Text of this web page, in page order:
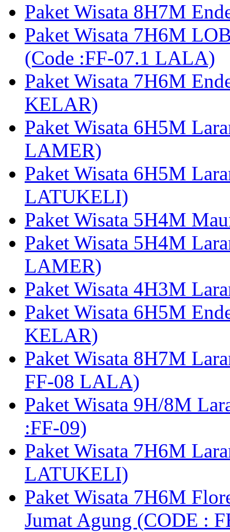
Paket Wisata 8H7M
Paket Wisata 7H6M
(Code :FF-07.1 LALA)
Paket Wisata 7H6M
KELAR)
Paket Wisata 6H5M
LAMER)
Paket Wisata 6H5M
LATUKELI)
Paket Wisata 5H4M
Paket Wisata 5H4M
LAMER)
Paket Wisata 4H3M
Paket Wisata 6H5M
KELAR)
Paket Wisata 8H7M
FF-08 LALA)
Paket Wisata 9H/8M
:FF-09)
Paket Wisata 7H6M
LATUKELI)
Paket Wisata 7H6M
Jumat Agung (CODE :